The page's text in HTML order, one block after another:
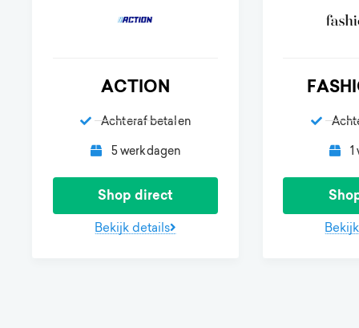
ACTION
Achteraf betalen
5 werkdagen
Shop direct
Bekijk details